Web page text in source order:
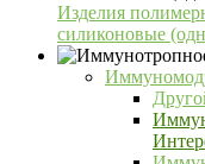
Изделия
силиконовые